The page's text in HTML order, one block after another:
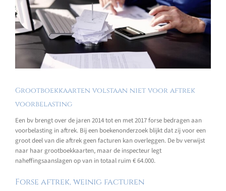
Grootboekkaarten volstaan niet voor aftrek
voorbelasting
Een bv brengt over de jaren 2014 tot en met 2017 forse bedragen aan
voorbelasting in aftrek. Bij een boekenonderzoek blijkt dat zij voor een
groot deel van die aftrek geen facturen kan overleggen. De bv verwijst
naar haar grootboekkaarten, maar de inspecteur legt
naheffingsaanslagen op van in totaal ruim € 64.000.
Forse aftrek, weinig facturen